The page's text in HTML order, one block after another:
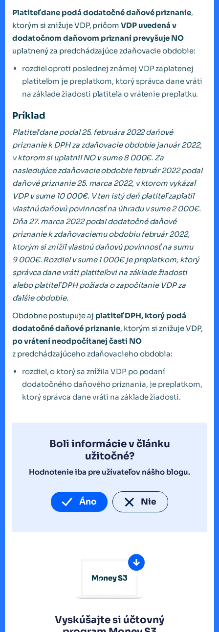
Platiteľ dane podá dodatočné daňové priznanie,
ktorým si znižuje VDP, pričom VDP uvedená v
dodatočnom daňovom priznaní prevyšuje NO
uplatnený za predchádzajúce zdaňovacie obdobie:
rozdiel oproti poslednej známej VDP zaplatenej
platiteľom je preplatkom, ktorý správca dane vráti
na základe žiadosti platiteľa o vrátenie preplatku.
Príklad
Platiteľ dane podal 25. februára 2022 daňové
priznanie k DPH za zdaňovacie obdobie január 2022,
v ktorom si uplatnil NO v sume 8 000€. Za
nasledujúce zdaňovacie obdobie február 2022 podal
daňové priznanie 25. marca 2022, v ktorom vykázal
VDP v sume 10 000€. V ten istý deň platiteľ zaplatil
vlastnú daňovú povinnosť na úhradu v sume 2 000€.
Dňa 27. marca 2022 podal dodatočné daňové
priznanie k zdaňovaciemu obdobiu február 2022,
ktorým si znížil vlastnú daňovú povinnosť na sumu
9 000€. Rozdiel v sume 1 000€ je preplatkom, ktorý
správca dane vráti platiteľovi na základe žiadosti
alebo platiteľ DPH požiada o započítanie VDP za
ďalšie obdobie.
Obdobne postupuje aj platiteľ DPH, ktorý podá
dodatočné daňové priznanie, ktorým si znižuje VDP,
po vrátení neodpočítanej časti NO
z predchádzajúceho zdaňovacieho obdobia:
rozdiel, o ktorý sa znížila VDP po podaní
dodatočného daňového priznania, je preplatkom,
ktorý správca dane vráti na základe žiadosti.
Boli informácie v článku
užitočné?
Hodnotenie iba pre užívateľov nášho blogu.
Áno Nie
Vyskúšajte si účtovný